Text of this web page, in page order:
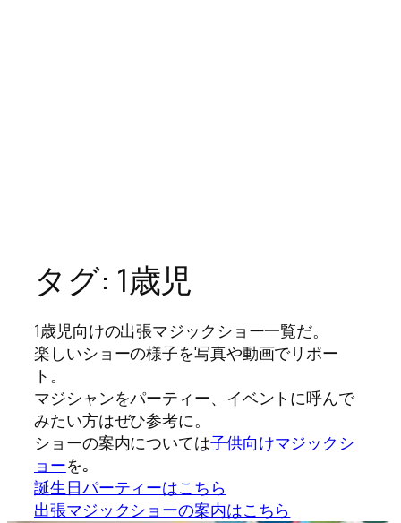
タグ: 1歳児
1歳児向けの出張マジックショー一覧だ。
楽しいショーの様子を写真や動画でリポー
ト。
マジシャンをパーティー、イベントに呼んで
みたい方はぜひ参考に。
ショーの案内については子供向けマジックシ
ョーを｡
誕生日パーティーはこちら
出張マジックショーの案内はこちら